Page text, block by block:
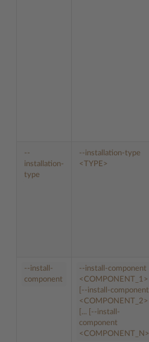
--
installation-
type
--installation-type
<TYPE>
--install-
component
--install-component
< COMPONENT_1>
[--install-component
< COMPONENT_2>
[... [--install-
component
< COMPONENT_N >